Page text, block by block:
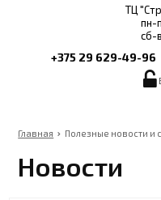
ТЦ
пн-
сб-
+375 29 629-49-96
Главная Полезные новости и
Новости